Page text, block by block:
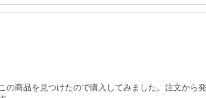
商品を見つけたので購入してみました。注文から